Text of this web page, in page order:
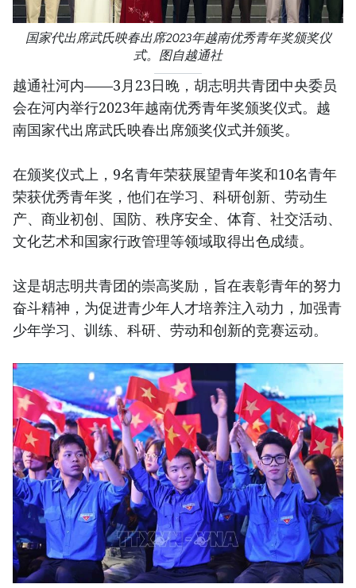
国家代出席武氏映春出席2023年越南优秀青年奖颁奖仪
式。图自越通社
越通社河内——3月23日晚，胡志明共青团中央委员
会在河内举行2023年越南优秀青年奖颁奖仪式。越
南国家代出席武氏映春出席颁奖仪式并颁奖。
在颁奖仪式上，9名青年荣获展望青年奖和10名青年
荣获优秀青年奖，他们在学习、科研创新、劳动生
产、商业初创、国防、秩序安全、体育、社交活动、
文化艺术和国家行政管理等领域取得出色成绩。
这是胡志明共青团的崇高奖励，旨在表彰青年的努力
奋斗精神，为促进青少年人才培养注入动力，加强青
少年学习、训练、科研、劳动和创新的竞赛运动。